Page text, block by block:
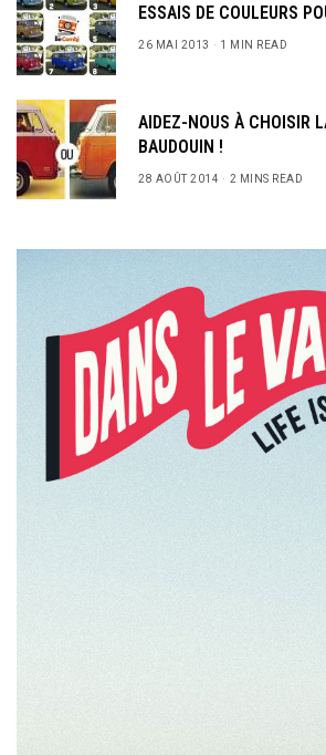
ESSAIS DE COULEURS
26 MAI 2013 1 MIN READ
AIDEZ-NOUS À CHOISIR
BAUDOUIN !
28 AOÛT 2014 2 MINS READ